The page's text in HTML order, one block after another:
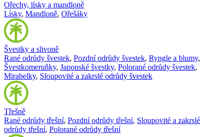
Ořechy, lísky a mandloně
Lísky, Mandloně, Ořešáky
Švestky a slivoně
Rané odrůdy švestek, Pozdní odrůdy švestek, Ryngle a blumy,
Švestkomeruňky, Japonské švestky, Polorané odrůdy švestek,
Mirabelky, Sloupovité a zakrslé odrůdy švestek
Třešně
Rané odrůdy třešní, Pozdní odrůdy třešní, Sloupovité a zakrslé
odrůdy třešní, Polorané odrůdy třešní